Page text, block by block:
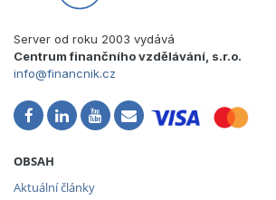
Server od roku 2003 vydává
Centrum finančního vzdělávání, s.r.o.
info@financnik.cz
OBSAH
Aktuální články